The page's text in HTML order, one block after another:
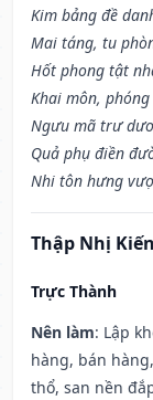
Kim bảng đề
Mai táng, tu
Hốt phong tật
Khai môn,
Ngưu mã trư
Quả phụ điền
Nhi tôn hưng
Thập Nhị
Trực Thành
Nên làm: Lập
hàng, bán
thổ, san nền